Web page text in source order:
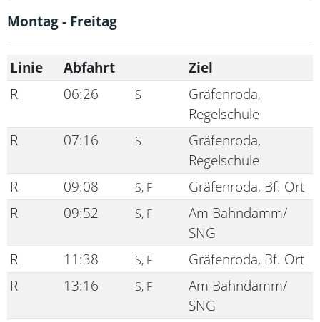
Montag - Freitag
Linie Abfahrt
Ziel
R
06:26 S
Gräfenroda,
Regelschule
R
07:16 S
Gräfenroda,
Regelschule
R
09:08 S, F
Gräfenroda, Bf. Ort
R
09:52 S, F
Am Bahndamm/
SNG
R
11:38 S, F
Gräfenroda, Bf. Ort
R
13:16 S, F
Am Bahndamm/
SNG